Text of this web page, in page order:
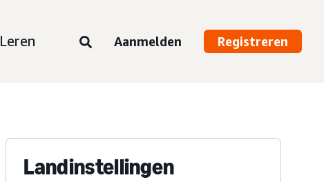
Leren Aanmelden Registreren
Landinstellingen